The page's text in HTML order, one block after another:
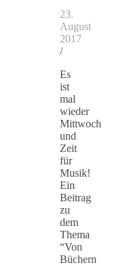
23.
August
2017
/
Es
ist
mal
wieder
Mittwoch
und
Zeit
für
Musik!
Ein
Beitrag
zu
dem
Thema
“Von
Büchern